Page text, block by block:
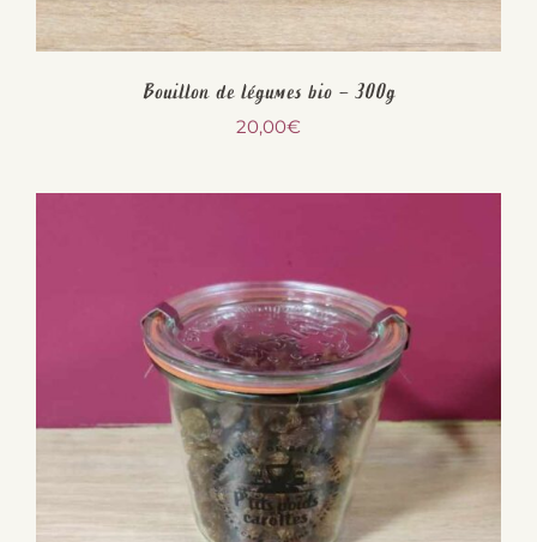
Bouillon de légumes bio – 300g
20,00€